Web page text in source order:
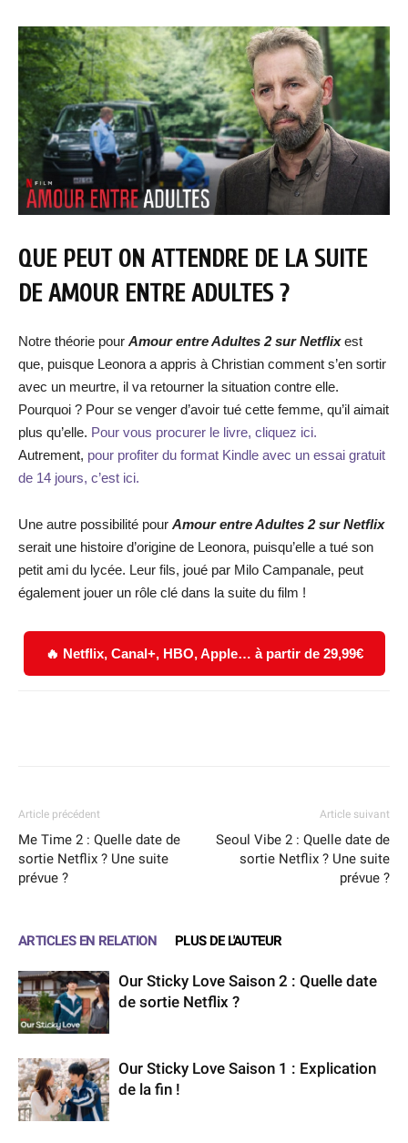
QUE PEUT ON ATTENDRE DE LA SUITE
DE AMOUR ENTRE ADULTES ?
Notre théorie pour Amour entre Adultes 2 sur Netflixest
que, puisque Leonora a appris à Christian comment s’en sortir
avec un meurtre, il va retourner la situation contre elle.
Pourquoi ? Pour se venger d’avoir tué cette femme, qu’il aimait
plus qu’elle. Pour vous procurer le livre, cliquez ici.
Autrement, pour profiter du format Kindle avec un essai gratuit
de 14 jours, c’est ici.
Une autre possibilité pour Amour entre Adultes 2 sur Netflix
serait une histoire d’origine de Leonora, puisqu’elle a tué son
petit ami du lycée. Leur fils, joué par Milo Campanale, peut
également jouer un rôle clé dans la suite du film !
🔥 Netflix, Canal+, HBO, Apple… à partir de 29,99€
Article précédent
Me Time 2 : Quelle date de
sortie Netflix ? Une suite
prévue ?
Article suivant
Seoul Vibe 2 : Quelle date de
sortie Netflix ? Une suite
prévue ?
ARTICLES EN RELATION PLUS DE L'AUTEUR
Our Sticky Love Saison 2 : Quelle date
de sortie Netflix ?
Our Sticky Love Saison 1 : Explication
de la fin !